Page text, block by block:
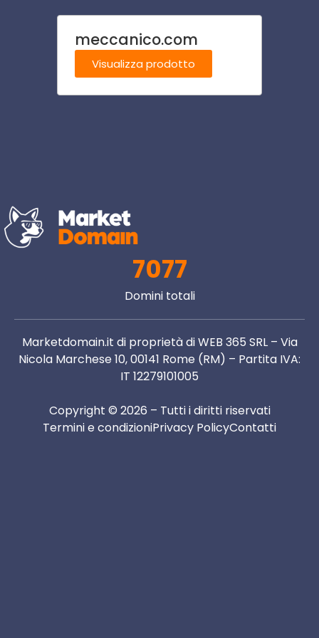
meccanico.com
Visualizza prodotto
7077
Domini totali
Marketdomain.it di proprietà di WEB 365 SRL – Via
Nicola Marchese 10, 00141 Rome (RM) – Partita IVA:
IT 12279101005
Copyright © 2026 – Tutti i diritti riservati
Termini e condizioniPrivacy PolicyContatti